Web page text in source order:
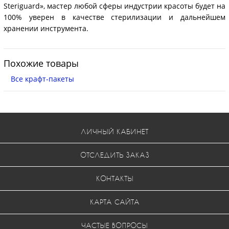
Steriguard», мастер любой сферы индустрии красоты будет на
100% уверен в качестве стерилизации и дальнейшем
хранении инструмента.
Похожие товары
Все крафт-пакеты
ЛИЧНЫЙ КАБИНЕТ
ОТСЛЕДИТЬ ЗАКАЗ
КОНТАКТЫ
КАРТА САЙТА
ЧАСТЫЕ ВОПРОСЫ